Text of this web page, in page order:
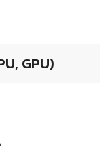
GPU)